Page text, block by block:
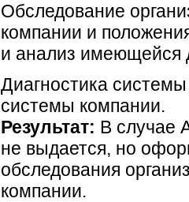
Обследование
компании и
и анализ имеющейся
Диагностика
системы компании.
Результат: В случае
не выдается, но
обследования
компании.